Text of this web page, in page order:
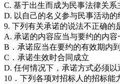
C. 基于出生而成为民事法律关系
D. 以自己的名义参与民事活动的
9. 下列有关承诺的说法不正确的
A. 承诺的内容应当与要约的内容
B．承诺应当在要约的有效期内
C．承诺生效时合同成立
D. 任何情况下，承诺方式必须以
10．下列各项对招标人的招标能